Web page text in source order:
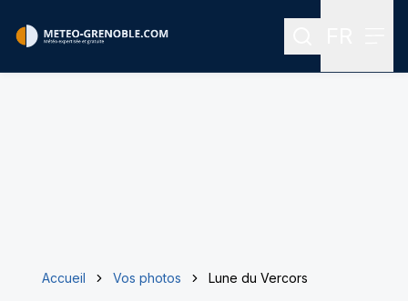
Rechercher
Accueil Vos photos Lune du Vercors